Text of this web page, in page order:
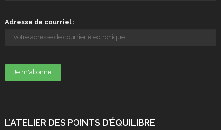
Adresse de courriel :
L’ATELIER DES POINTS D’ÉQUILIBRE